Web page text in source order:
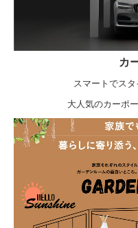
カ
スマートでス
大人気のカーポ